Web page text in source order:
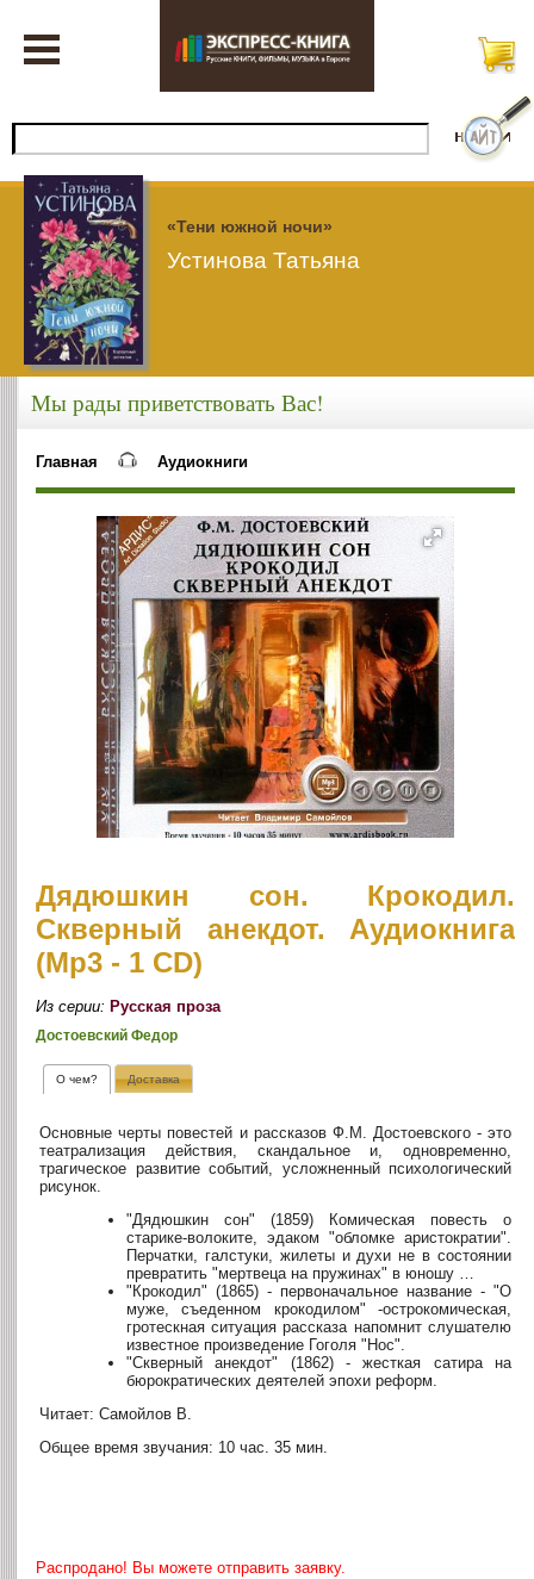
«Тени южной ночи»
Устинова Татьяна
Мы рады приветствовать Вас!
Главная Аудиокниги
Дядюшкин сон. Крокодил.
Скверный анекдот. Аудиокнига
(Mp3 - 1 CD)
Из серии:Русская проза
Достоевский Федор
О чем? Доставка
Основные черты повестей и рассказов Ф.М. Достоевского - это
театрализация действия, скандальное и, одновременно,
трагическое развитие событий, усложненный психологический
рисунок.
"Дядюшкин сон" (1859) Комическая повесть о
старике-волоките, эдаком "обломке аристократии".
Перчатки, галстуки, жилеты и духи не в состоянии
превратить "мертвеца на пружинах" в юношу …
"Крокодил" (1865) - первоначальное название - "О
муже, съеденном крокодилом" -острокомическая,
гротескная ситуация рассказа напомнит слушателю
известное произведение Гоголя "Нос".
"Скверный анекдот" (1862) - жесткая сатира на
бюрократических деятелей эпохи реформ.
Читает: Самойлов В.
Общее время звучания: 10 час. 35 мин.
Распродано! Вы можете отправить заявку.